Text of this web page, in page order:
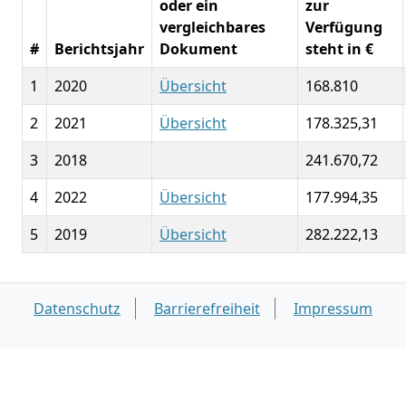
# Berichtsjahr
oder ein
vergleichbares
Dokument
zur
Verfügung
steht in €
1
2020 Übersicht
168.810
2
2021 Übersicht
178.325,31
3
2018
241.670,72
4
2022 Übersicht
177.994,35
5
2019 Übersicht 282.222,13
Datenschutz Barrierefreiheit Impressum